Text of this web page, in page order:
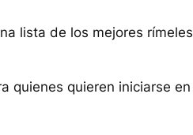
lista de los mejores rímeles
quienes quieren iniciarse